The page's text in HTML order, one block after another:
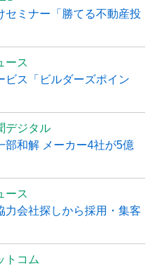
セミナー「勝てる不動産投
ース
ビス「ビルダーズポイン
デジタル
部和解 メーカー4社が5億
ース
力会社探しから採用・集客
トコム